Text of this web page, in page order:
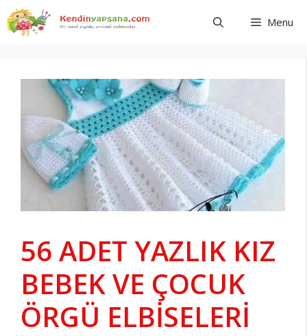
İçeriğe
atla
Menu
56 ADET YAZLIK KIZ
BEBEK VE ÇOCUK
ÖRGÜ ELBİSELERİ